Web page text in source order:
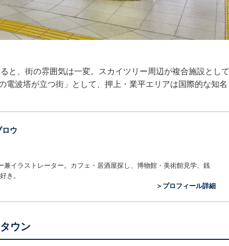
と、街の雰囲気は一変。スカイツリー周辺が複合施設として
電波塔が立つ街」として、押上・業平エリアは国際的な知名
ロウ
イラストレーター。カフェ・居酒屋探し、博物館・美術館見学、銭
き。
＞プロフィール詳細
ウン